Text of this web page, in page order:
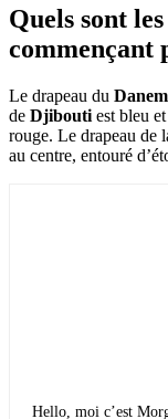
Quels sont
commençant
Le drapeau du
de Djibouti est bleu
rouge. Le drapeau de
au centre, entouré
Hello, moi c’est